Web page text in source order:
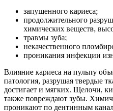
запущенного кариеса;
продолжительного
химических веществ,
травмы зуба;
некачественного
проникания инфекции
Влияние кариеса на пульпу
патология, разрушая твердые
достигает и мягких. Щелочи,
также повреждают зубы.
проникают по дентинным